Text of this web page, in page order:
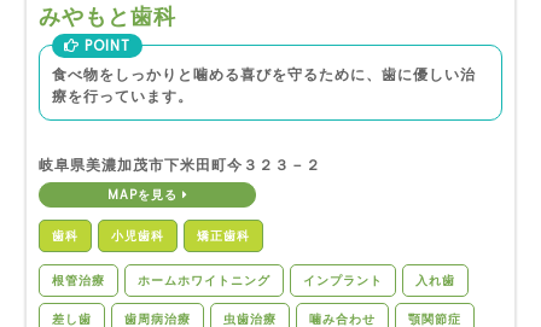
みやもと歯科
POINT
食べ物をしっかりと噛める喜びを守るために、歯に優しい治
療を行っています。
岐阜県美濃加茂市下米田町今３２３－２
MAPを見る
歯科 小児歯科 矯正歯科
根管治療 ホームホワイトニング インプラント 入れ歯
差し歯 歯周病治療 虫歯治療 噛み合わせ 顎関節症